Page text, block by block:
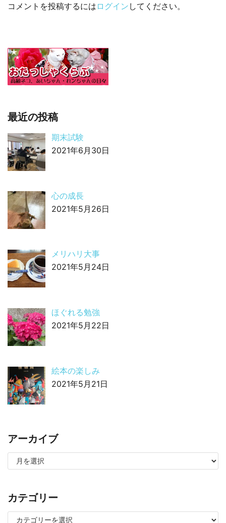
コメントを投稿するには ログイン してください。
最近の投稿
期末試験
2021年6月30日
心の成長
2021年5月26日
メリハリ大事
2021年5月24日
ほぐれる勉強
2021年5月22日
絵本の楽しみ
2021年5月21日
アーカイブ
カテゴリー